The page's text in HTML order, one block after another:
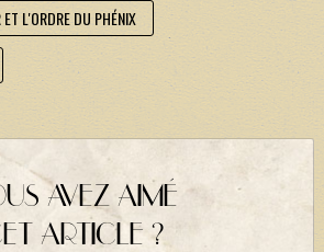
L'ORDRE DU PHÉNIX
AVEZ AIMÉ
ARTICLE ?